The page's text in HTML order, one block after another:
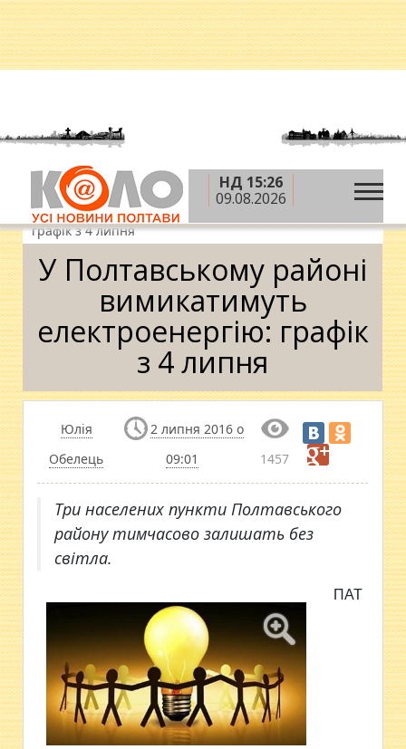
НД 15:26
09.08.2026
Головна » Новини » Дозвілля »У
Полтавському районі вимикатимуть електроенергію:
графік з 4 липня
У Полтавському районі
вимикатимуть
електроенергію: графік
з 4 липня
Юлія
Обелець
2 липня 2016 о
09:01
1457
Три населених пункти Полтавського
району тимчасово залишать без
світла.
ПАТ